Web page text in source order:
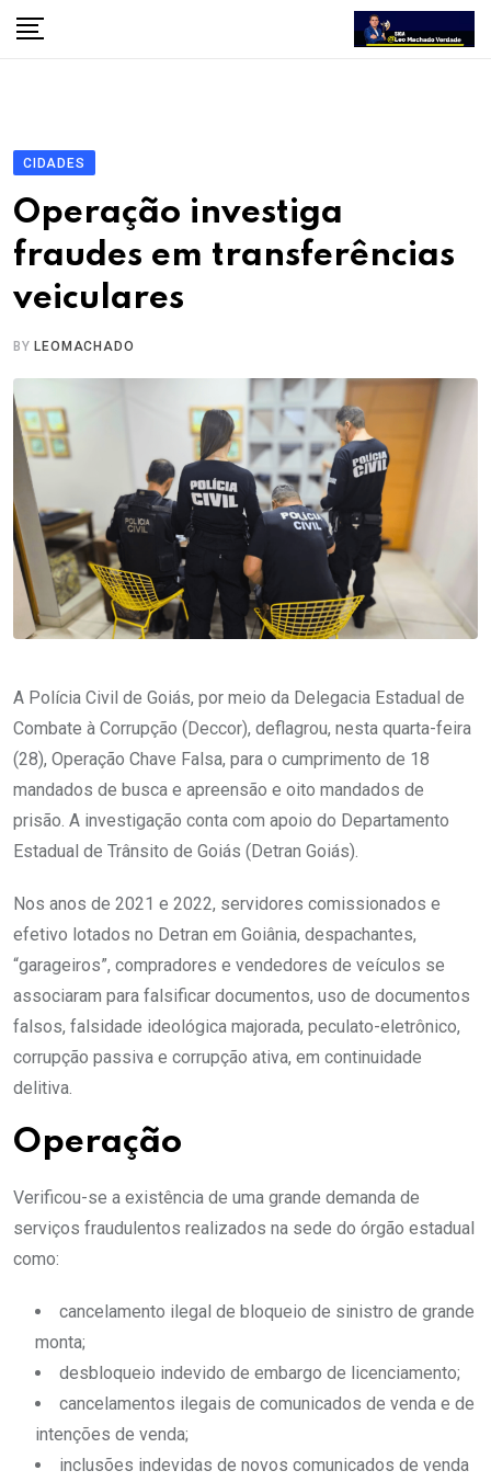
Skip
CIDADES
Operação investiga
fraudes em transferências
veiculares
BYLEOMACHADO
A Polícia Civil de Goiás, por meio da Delegacia Estadual de
Combate à Corrupção (Deccor), deflagrou, nesta quarta-feira
(28), Operação Chave Falsa, para o cumprimento de 18
mandados de busca e apreensão e oito mandados de
prisão. A investigação conta com apoio do Departamento
Estadual de Trânsito de Goiás (Detran Goiás).
Nos anos de 2021 e 2022, servidores comissionados e
efetivo lotados no Detran em Goiânia, despachantes,
“garageiros”, compradores e vendedores de veículos se
associaram para falsificar documentos, uso de documentos
falsos, falsidade ideológica majorada, peculato-eletrônico,
corrupção passiva e corrupção ativa, em continuidade
delitiva.
Operação
Verificou-se a existência de uma grande demanda de
serviços fraudulentos realizados na sede do órgão estadual
como:
cancelamento ilegal de bloqueio de sinistro de grande
monta;
desbloqueio indevido de embargo de licenciamento;
cancelamentos ilegais de comunicados de venda e de
intenções de venda;
inclusões indevidas de novos comunicados de venda